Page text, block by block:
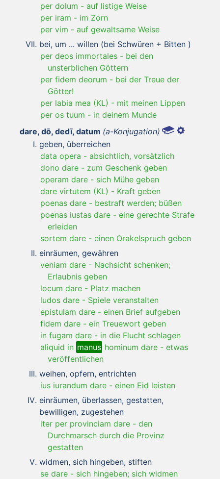
per dolum - auf listige Weise
per iram - im Zorn
per vim - auf gewaltsame Weise
bei, um ... willen (bei Schwüren + Bitten )
per deos immortales - bei den
unsterblichen Göttern
per fidem deorum - bei der Treue der
Götter!
per labia mea (KL) - mit meinen Lippen
per os tuum - in deinem Munde
dare, dō, dedī, datum (a-Konjugation)
geben, überreichen
data opera - absichtlich, vorsätzlich
dono dare - zum Geschenk geben
operam dare - sich Mühe geben
dare virtutem (KL) - Kraft geben
poenas dare - bestraft werden; büßen
poenas iustas dare - eine gerechte Strafe
erleiden
sortem dare - einen Orakelspruch geben
einräumen, gewähren
veniam dare - Nachsicht schenken;
Erlaubnis geben
locum dare - Platz machen
ludos dare - Spiele veranstalten
epistulam dare - einen Brief aufgeben
fidem dare - ein Treuewort geben
in fugam dare - in die Flucht schlagen
aliquid in manus hominum dare - etwas
veröffentlichen
weihen, opfern, entrichten
ius iurandum dare - einen Eid leisten
einräumen, überlassen, gestatten,
bewilligen, zugestehen
iter per provinciam dare - den
Durchmarsch durch die Provinz
gestatten
widmen, sich hingeben, stiften
se dare - sich hingeben; sich widmen